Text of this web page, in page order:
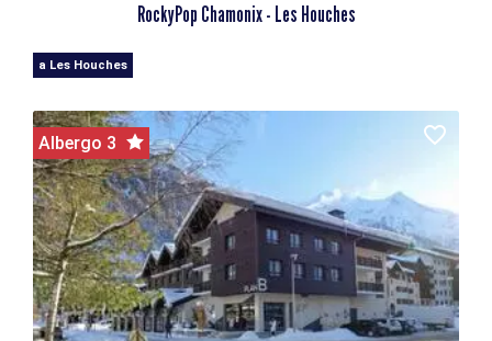
RockyPop Chamonix - Les Houches
a Les Houches
Albergo 3